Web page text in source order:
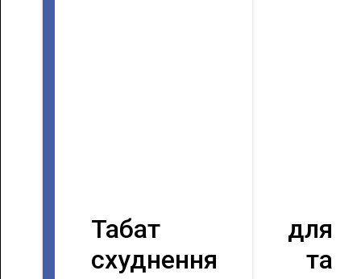
Табат для
схуднення та